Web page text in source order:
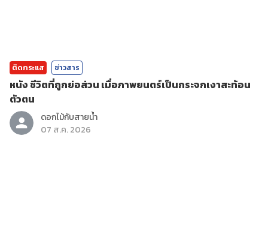
ติดกระแส ข่าวสาร
หนัง ชีวิตที่ถูกย่อส่วน เมื่อภาพยนตร์เป็นกระจกเงาสะท้อน
ตัวตน
ดอกไม้กับสายน้ำ
07 ส.ค. 2026